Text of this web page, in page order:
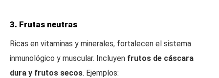
3. Frutas neutras
Ricas en vitaminas y minerales, fortalecen el sistema
inmunológico y muscular. Incluyen frutos de cáscara
dura y frutos secos. Ejemplos: